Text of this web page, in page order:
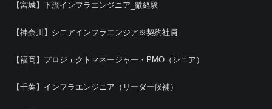
【宮城】下流インフラエンジニア_微経験
【神奈川】シニアインフラエンジア※契約社員
【福岡】プロジェクトマネージャー・PMO（シニア）
【千葉】インフラエンジニア（リーダー候補）